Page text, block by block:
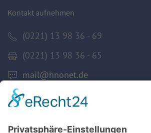
Kontakt aufnehmen
(0221) 13 98 36 - 69
(0221) 13 98 36 - 65
mail@hnonet.de
Services